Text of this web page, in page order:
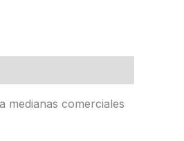
medianas comerciales